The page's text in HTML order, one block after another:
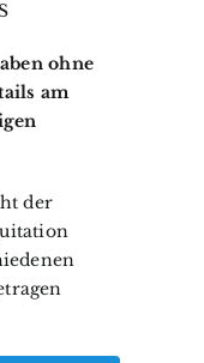
ohne
am
der